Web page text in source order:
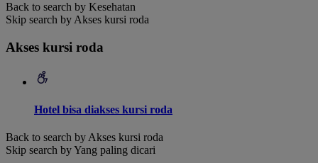
Back to search by Kesehatan
Skip search by Akses kursi roda
Akses kursi roda
Hotel bisa diakses kursi roda
Back to search by Akses kursi roda
Skip search by Yang paling dicari